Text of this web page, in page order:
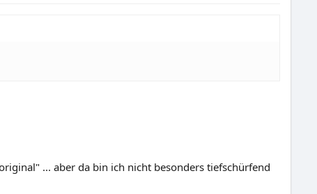
... aber da bin ich nicht besonders tiefschürfend